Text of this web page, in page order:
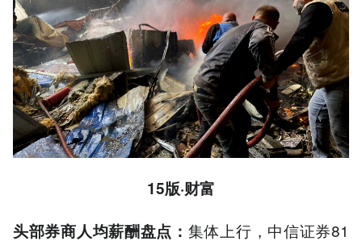
15版·财富
头部券商人均薪酬盘点： 集体上行，中信证券81